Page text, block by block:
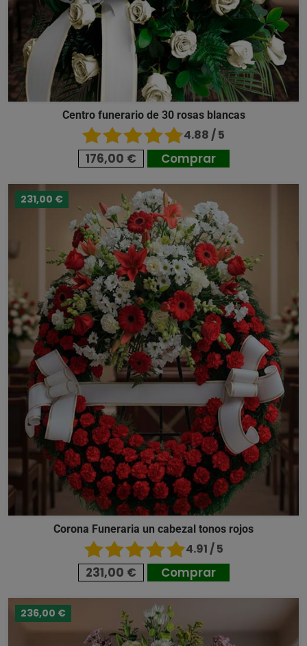
Centro funerario de 30 rosas blancas
4.88 / 5
176,00 € Comprar
231,00 €
Corona Funeraria un cabezal tonos rojos
4.91 / 5
231,00 € Comprar
236,00 €